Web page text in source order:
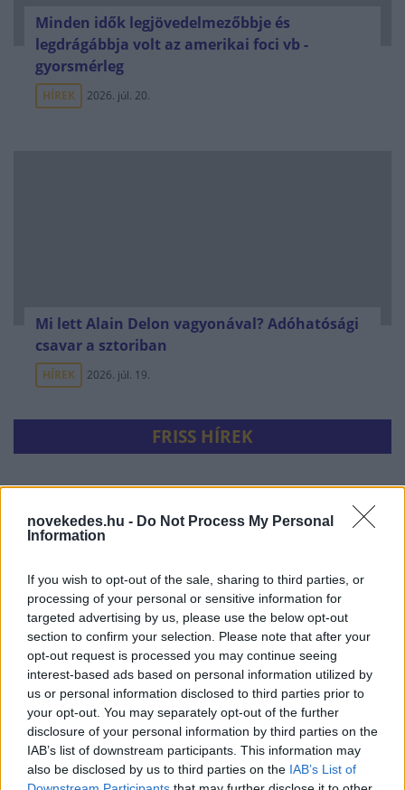
novekedes.hu - Do Not Process My Personal
Information
If you wish to opt-out of the sale, sharing to third parties, or
processing of your personal or sensitive information for
targeted advertising by us, please use the below opt-out
section to confirm your selection. Please note that after your
opt-out request is processed you may continue seeing
interest-based ads based on personal information utilized by
us or personal information disclosed to third parties prior to
your opt-out. You may separately opt-out of the further
disclosure of your personal information by third parties on the
IAB’s list of downstream participants. This information may
also be disclosed by us to third parties on the IAB’s List of
Minden idők legjövedelmezőbbje és
legdrágábbja volt az amerikai foci vb -
gyorsmérleg
HÍREK 2026. júl. 20.
Mi lett Alain Delon vagyonával? Adóhatósági
csavar a sztoriban
HÍREK 2026. júl. 19.
FRISS HÍREK
Lecsaptak az ukránok Belgorodra
HÍREK 3 perce
Itt a bejelentés: 51 milliárdos fejlesztés indul,
megállítanák az ijesztő mértékű
vízveszteséget